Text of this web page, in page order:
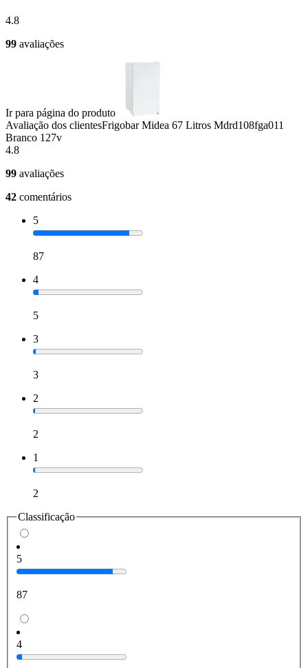
4.8
99 avaliações
Ir para página do produto
Avaliação dos clientesFrigobar Midea 67 Litros Mdrd108fga011
Branco 127v
4.8
99 avaliações
42 comentários
5
87
4
5
3
3
2
2
1
2
Classificação
5
87
4